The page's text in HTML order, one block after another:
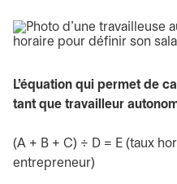
L’équation qui permet de
tant que travailleur
(A + B + C) ÷ D = E (taux
entrepreneur)